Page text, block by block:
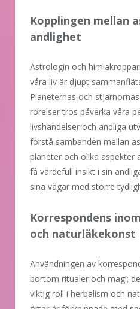
Kopplingen mellan
andlighet
Astrologin och
våra liv är djupt
Planeternas och
rörelser tros påverka våra
livshändelser och andliga
förstå sambanden mellan
planeter och olika aspekter
få värdefull insikt i sin
sina vägar med större
Korrespondens
och naturläkekonst
Användningen av
bortom ritualer och magi;
viktig roll i herbalism och